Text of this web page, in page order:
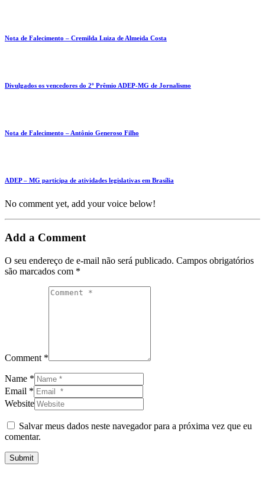
Nota de Falecimento – Cremilda Luiza de Almeida Costa
Divulgados os vencedores do 2º Prêmio ADEP-MG de Jornalismo
Nota de Falecimento – Antônio Generoso Filho
ADEP – MG participa de atividades legislativas em Brasília
No comment yet, add your voice below!
Add a Comment
O seu endereço de e-mail não será publicado. Campos obrigatórios
são marcados com *
Comment *
Name *
Email *
Website
Salvar meus dados neste navegador para a próxima vez que eu
comentar.
Submit